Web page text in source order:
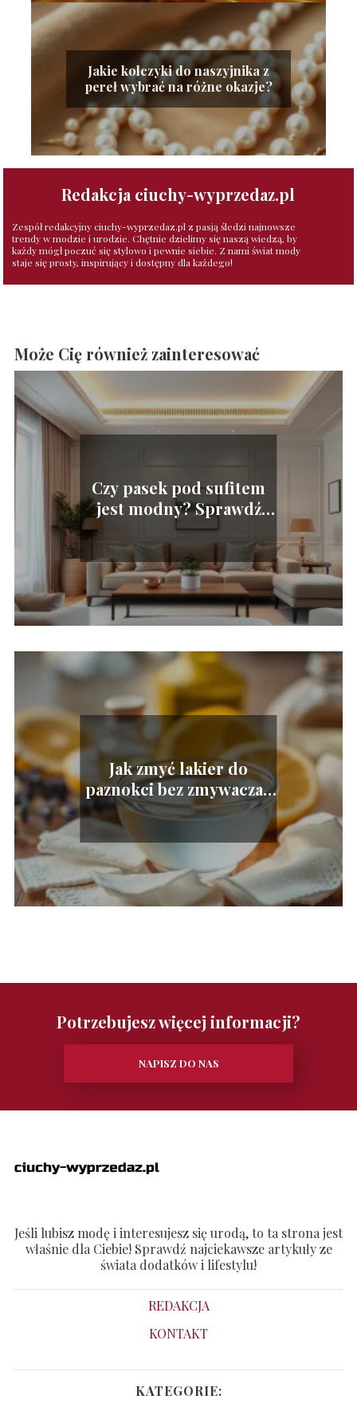
Jakie kolczyki do naszyjnika z
pereł wybrać na różne okazje?
Redakcja ciuchy-wyprzedaz.pl
Zespół redakcyjny ciuchy-wyprzedaz.pl z pasją śledzi najnowsze
trendy w modzie i urodzie. Chętnie dzielimy się naszą wiedzą, by
każdy mógł poczuć się stylowo i pewnie siebie. Z nami świat mody
staje się prosty, inspirujący i dostępny dla każdego!
Może Cię również zainteresować
Czy pasek pod sufitem
jest modny? Sprawdź
najnowsze trendy!
Jak zmyć lakier do
paznokci bez zmywacza?
Sprawdzone metody!
Potrzebujesz więcej informacji?
NAPISZ DO NAS
Jeśli lubisz modę i interesujesz się urodą, to ta strona jest
właśnie dla Ciebie! Sprawdź najciekawsze artykuły ze
świata dodatków i lifestylu!
REDAKCJA
KONTAKT
KATEGORIE: